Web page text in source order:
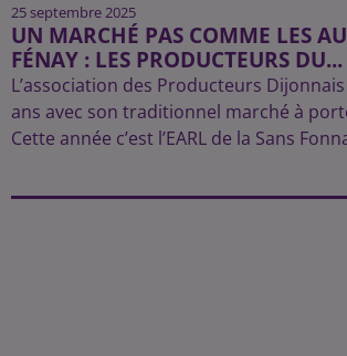
25 septembre 2025
UN MARCHÉ PAS COMME LES
FÉNAY : LES PRODUCTEURS DU...
L’association des Producteurs
ans avec son traditionnel marché à
Cette année c’est l’EARL de la Sans